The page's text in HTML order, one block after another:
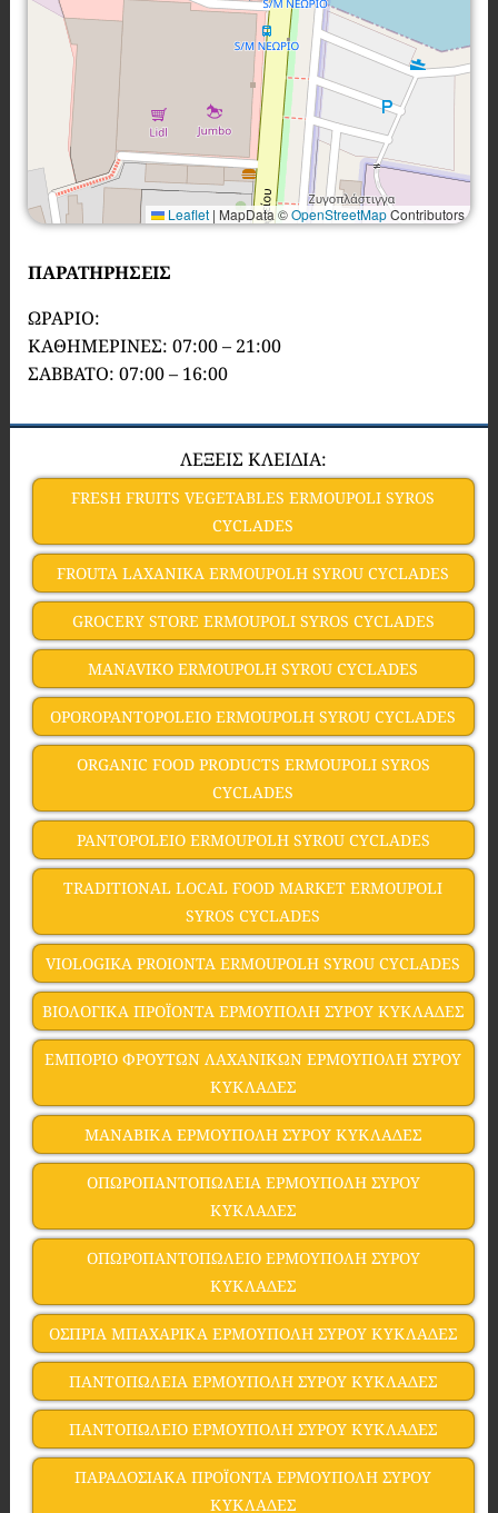
Leaflet | MapData ©OpenStreetMapContributors
ΠΑΡΑΤΗΡΗΣΕΙΣ
ΩΡΑΡΙΟ:
ΚΑΘΗΜΕΡΙΝΕΣ: 07:00 – 21:00
ΣΑΒΒΑΤΟ: 07:00 – 16:00
ΛΕΞΕΙΣ ΚΛΕΙΔΙΑ:
FRESH FRUITS VEGETABLES ERMOUPOLI SYROS
CYCLADES
FROUTA LAXANIKA ERMOUPOLH SYROU CYCLADES
GROCERY STORE ERMOUPOLI SYROS CYCLADES
MANAVIKO ERMOUPOLH SYROU CYCLADES
OPOROPANTOPOLEIO ERMOUPOLH SYROU CYCLADES
ORGANIC FOOD PRODUCTS ERMOUPOLI SYROS
CYCLADES
PANTOPOLEIO ERMOUPOLH SYROU CYCLADES
TRADITIONAL LOCAL FOOD MARKET ERMOUPOLI
SYROS CYCLADES
VIOLOGIKA PROIONTA ERMOUPOLH SYROU CYCLADES
ΒΙΟΛΟΓΙΚΑ ΠΡΟΪΟΝΤΑ ΕΡΜΟΥΠΟΛΗ ΣΥΡΟΥ ΚΥΚΛΑΔΕΣ
ΕΜΠΟΡΙΟ ΦΡΟΥΤΩΝ ΛΑΧΑΝΙΚΩΝ ΕΡΜΟΥΠΟΛΗ ΣΥΡΟΥ
ΚΥΚΛΑΔΕΣ
ΜΑΝΑΒΙΚΑ ΕΡΜΟΥΠΟΛΗ ΣΥΡΟΥ ΚΥΚΛΑΔΕΣ
ΟΠΩΡΟΠΑΝΤΟΠΩΛΕΙΑ ΕΡΜΟΥΠΟΛΗ ΣΥΡΟΥ
ΚΥΚΛΑΔΕΣ
ΟΠΩΡΟΠΑΝΤΟΠΩΛΕΙΟ ΕΡΜΟΥΠΟΛΗ ΣΥΡΟΥ
ΚΥΚΛΑΔΕΣ
ΟΣΠΡΙΑ ΜΠΑΧΑΡΙΚΑ ΕΡΜΟΥΠΟΛΗ ΣΥΡΟΥ ΚΥΚΛΑΔΕΣ
ΠΑΝΤΟΠΩΛΕΙΑ ΕΡΜΟΥΠΟΛΗ ΣΥΡΟΥ ΚΥΚΛΑΔΕΣ
ΠΑΝΤΟΠΩΛΕΙΟ ΕΡΜΟΥΠΟΛΗ ΣΥΡΟΥ ΚΥΚΛΑΔΕΣ
ΠΑΡΑΔΟΣΙΑΚΑ ΠΡΟΪΟΝΤΑ ΕΡΜΟΥΠΟΛΗ ΣΥΡΟΥ
ΚΥΚΛΑΔΕΣ